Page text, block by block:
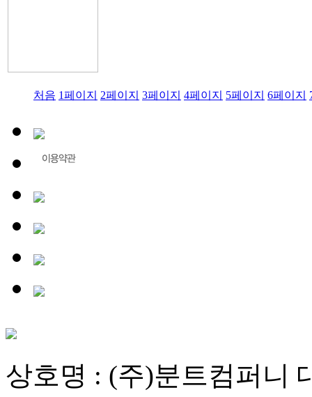
처음 1페이지 2페이지 3페이지 4페이지 5페이지 6페이지
상호명 : (주)분트컴퍼니